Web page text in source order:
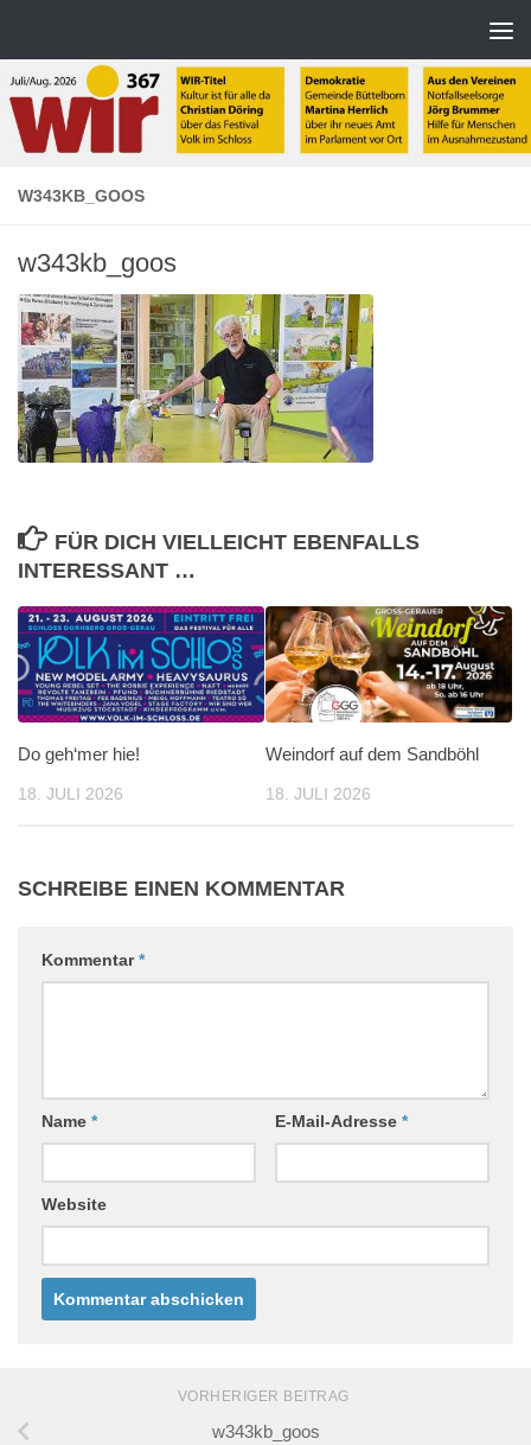
W343KB_GOOS
w343kb_goos
FÜR DICH VIELLEICHT EBENFALLS
INTERESSANT …
Do geh‘mer hie!
18. JULI 2026
Weindorf auf dem Sandböhl
18. JULI 2026
SCHREIBE EINEN KOMMENTAR
Kommentar*
Name * E-Mail-Adresse *
Website
VORHERIGER BEITRAG
w343kb_goos